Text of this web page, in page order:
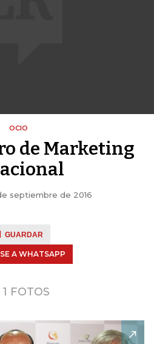
OCIO
de Marketing
septiembre de 2016
GUARDAR
A WHATSAPP
1 FOTOS